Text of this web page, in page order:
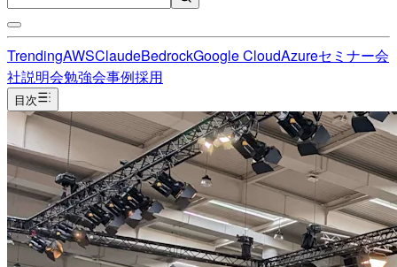
TrendingAWSClaudeBedrockGoogle CloudAzureセミナー会
社説明会勉強会事例採用
目次